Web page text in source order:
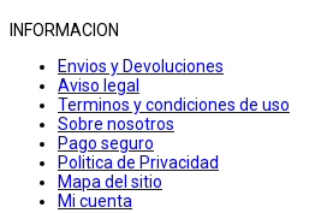
INFORMACION
Envios y Devoluciones
Aviso legal
Terminos y condiciones de uso
Sobre nosotros
Pago seguro
Politica de Privacidad
Mapa del sitio
Mi cuenta